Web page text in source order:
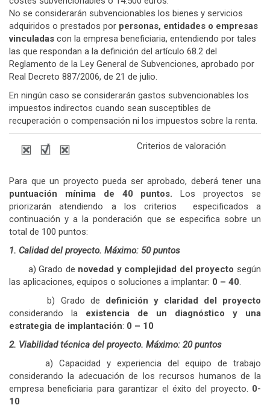
No se considerarán subvencionables los bienes y servicios
adquiridos o prestados por personas, entidades o empresas
vinculadas con la empresa beneficiaria, entendiendo por tales
las que respondan a la definición del artículo 68.2 del
Reglamento de la Ley General de Subvenciones, aprobado por
Real Decreto 887/2006, de 21 de julio.
En ningún caso se considerarán gastos subvencionables los
impuestos indirectos cuando sean susceptibles de
recuperación o compensación ni los impuestos sobre la renta.
Criterios de valoración
Para que un proyecto pueda ser aprobado, deberá tener una
puntuación mínima de 40 puntos. Los proyectos se
priorizarán atendiendo a los criterios especificados a
continuación y a la ponderación que se especifica sobre un
total de 100 puntos:
1. Calidad del proyecto. Máximo: 50 puntos
a) Grado de novedad y complejidad del proyecto según
las aplicaciones, equipos o soluciones a implantar: 0 – 40.
b) Grado de definición y claridad del proyecto
considerando la existencia de un diagnóstico y una
estrategia de implantación: 0 – 10
2. Viabilidad técnica del proyecto. Máximo: 20 puntos
a) Capacidad y experiencia del equipo de trabajo
considerando la adecuación de los recursos humanos de la
empresa beneficiaria para garantizar el éxito del proyecto. 0-
10